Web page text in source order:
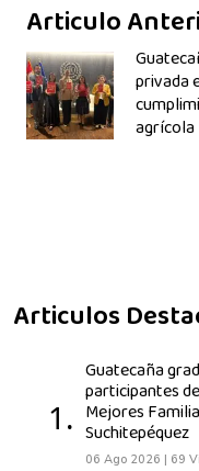
Articulo
privada
agrícola
Articulos
1.
Guatecaña
participantes
Mejores
Suchitepéquez
06 Ago 2026 | 69